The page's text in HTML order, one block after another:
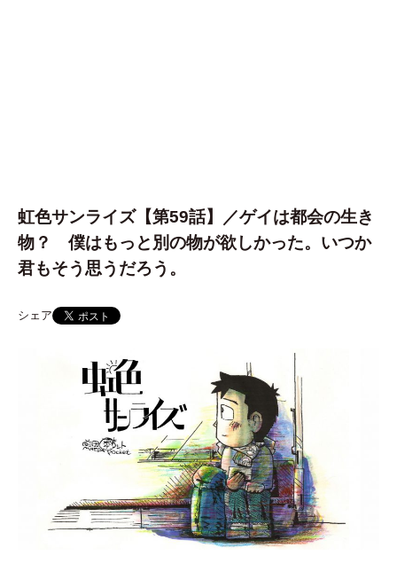
虹色サンライズ【第59話】／ゲイは都会の生き
物？ 僕はもっと別の物が欲しかった。いつか
君もそう思うだろう。
シェア